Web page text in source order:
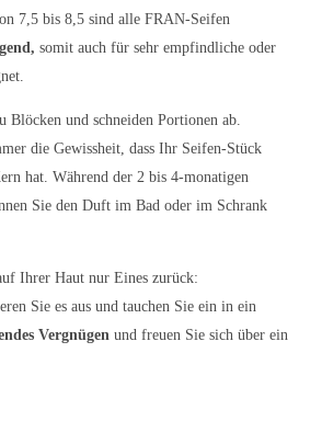
7,5 bis 8,5 sind alle FRAN-Seifen
somit auch für sehr empfindliche oder
Blöcken und schneiden Portionen ab.
die Gewissheit, dass Ihr Seifen-Stück
hat. Während der 2 bis 4-monatigen
Sie den Duft im Bad oder im Schrank
Ihrer Haut nur Eines zurück:
Sie es aus und tauchen Sie ein in ein
Vergnügen und freuen Sie sich über ein